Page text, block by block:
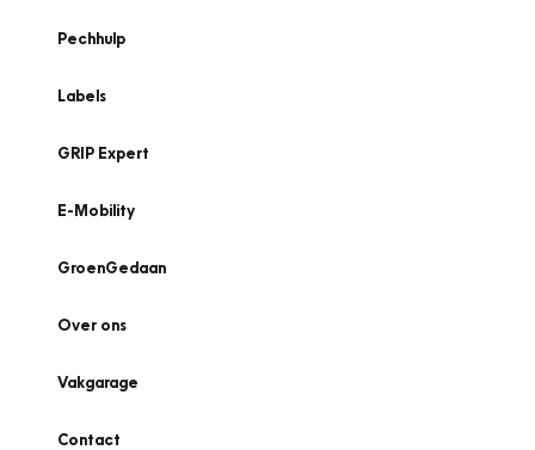
Pechhulp
Labels
GRIP Expert
E-Mobility
GroenGedaan
Over ons
Vakgarage
Contact